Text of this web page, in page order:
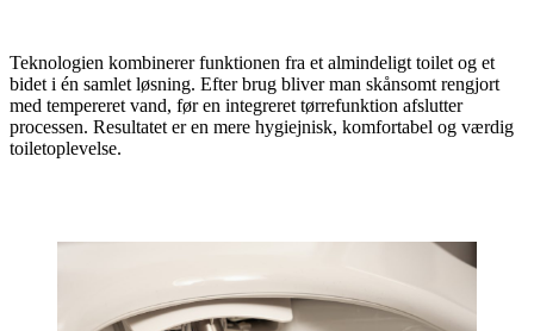
Teknologien kombinerer funktionen fra et almindeligt toilet og et
bidet i én samlet løsning. Efter brug bliver man skånsomt rengjort
med tempereret vand, før en integreret tørrefunktion afslutter
processen. Resultatet er en mere hygiejnisk, komfortabel og værdig
toiletoplevelse.